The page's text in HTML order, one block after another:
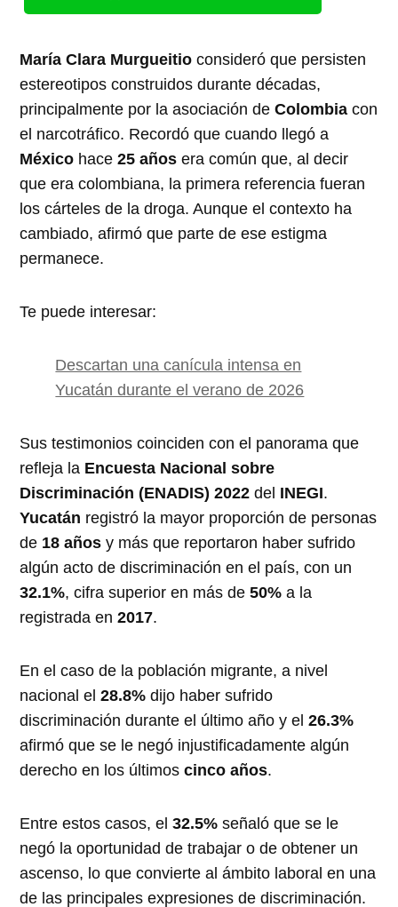
María Clara Murgueitio consideró que persisten
estereotipos construidos durante décadas,
principalmente por la asociación deColombia con
el narcotráfico. Recordó que cuando llegó a
México hace25 años era común que, al decir
que era colombiana, la primera referencia fueran
los cárteles de la droga. Aunque el contexto ha
cambiado, afirmó que parte de ese estigma
permanece.
Te puede interesar:
Descartan una canícula intensa en
Yucatán durante el verano de 2026
Sus testimonios coinciden con el panorama que
refleja la Encuesta Nacional sobre
Discriminación (ENADIS) 2022 del INEGI.
Yucatán registró la mayor proporción de personas
de 18 años y más que reportaron haber sufrido
algún acto de discriminación en el país, con un
32.1%, cifra superior en más de50% a la
registrada en2017.
En el caso de la población migrante, a nivel
nacional el28.8% dijo haber sufrido
discriminación durante el último año y el26.3%
afirmó que se le negó injustificadamente algún
derecho en los últimoscinco años.
Entre estos casos, el32.5% señaló que se le
negó la oportunidad de trabajar o de obtener un
ascenso, lo que convierte al ámbito laboral en una
de las principales expresiones de discriminación.